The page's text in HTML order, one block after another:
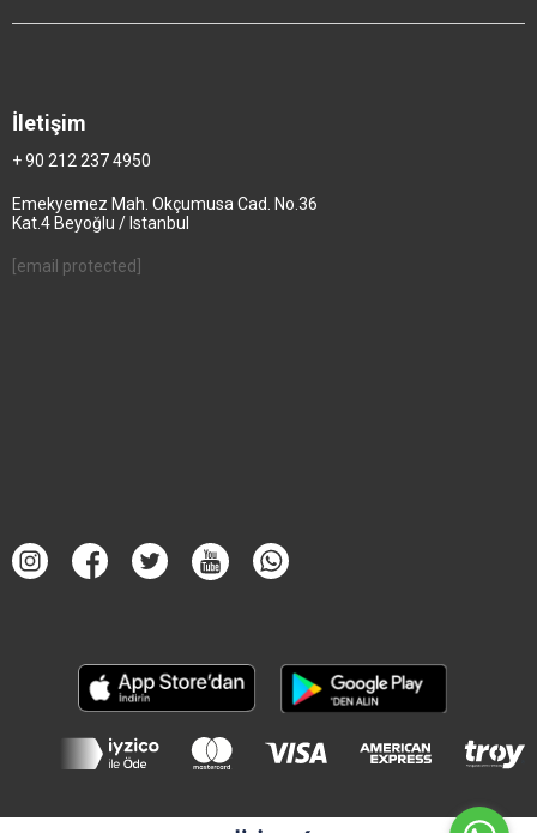
İletişim
+ 90 212 237 4950
Emekyemez Mah. Okçumusa Cad. No.36
Kat.4 Beyoğlu / Istanbul
[email protected]